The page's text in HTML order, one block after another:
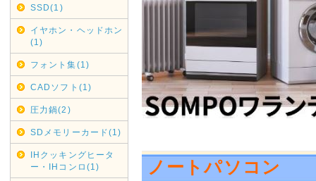
SSD(1)
イヤホン・ヘッドホン
(1)
フォント集(1)
CADソフト(1)
圧力鍋(2)
SDメモリーカード(1)
IHクッキングヒータ
ー・IHコンロ(1)
佐川急便の集荷・配達停止期間
九州全域 9月5日(土)～9月6日(
中国・四国 9月5日(土)～9月6
期間変更の可能性もございます
沖縄・北海道・離島の代引
本日2020/07/16をもちまして沖
ノートパソコン